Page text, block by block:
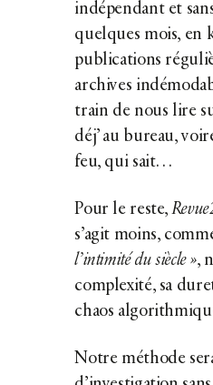
indépendant et
quelques mois, en
publications
archives
train de nous lire
déj’ au bureau,
feu, qui sait…
Pour le reste,
s’agit moins,
l’intimité du siècle »,
complexité, sa
chaos
Notre méthode